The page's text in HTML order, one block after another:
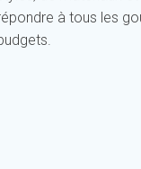
à tous les